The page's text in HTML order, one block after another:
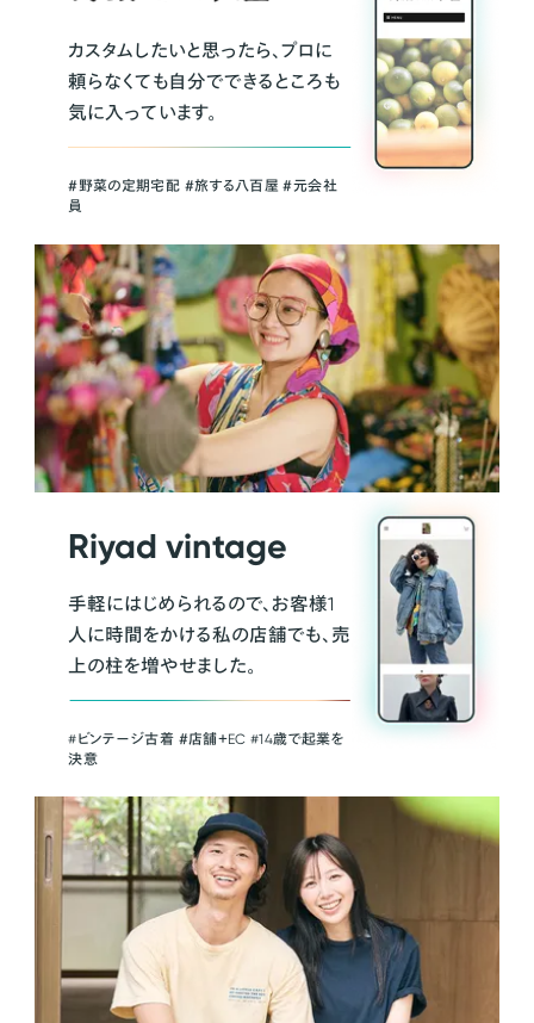
カスタムしたいと思ったら、プロに
頼らなくても自分でできるところも
気に入っています。
＃野菜の定期宅配 ＃旅する八百屋 ＃元会社
員
Riyad vintage
手軽にはじめられるので、お客様1
人に時間をかける私の店舗でも、売
上の柱を増やせました。
#ビンテージ古着 ＃店舗＋EC #14歳で起業を
決意